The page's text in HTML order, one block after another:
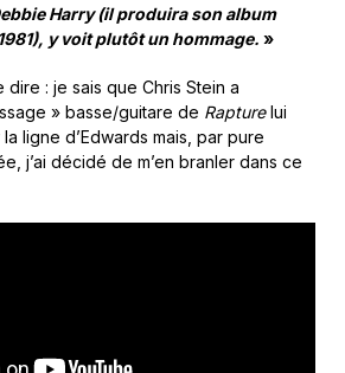
Harry (il produira son album
y voit plutôt un hommage. »
: je sais que Chris Stein a
» basse/guitare de Rapturelui
ligne d’Edwards mais, par pure
j’ai décidé de m’en branler dans ce